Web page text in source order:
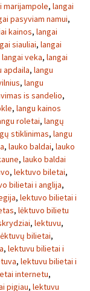
marijampole, langai
pasyviam namui,
kainos, langai
siauliai, langai
langai veka, langai
apdaila, langu
, langu
is sandelio,
, langu kainos
roletai, langų
stiklinimas, langu
, lauko baldai, lauko
, lauko baldai
, lektuvo biletai,
bilietai i anglija,
, lektuvo bilietai i
, lėktuvo bilietu
, lektuvu,
bilietai,
, lektuvu bilietai i
, lektuvu bilietai i
internetu,
pigiau, lektuvu